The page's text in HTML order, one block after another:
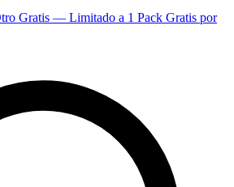
Gratis — Limitado a 1 Pack Gratis por